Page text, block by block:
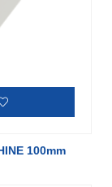
100mm